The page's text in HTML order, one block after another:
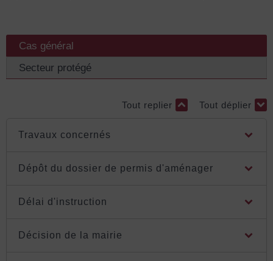
Cas général
Secteur protégé
Tout replier Tout déplier
Travaux concernés
Dépôt du dossier de permis d'aménager
Délai d'instruction
Décision de la mairie